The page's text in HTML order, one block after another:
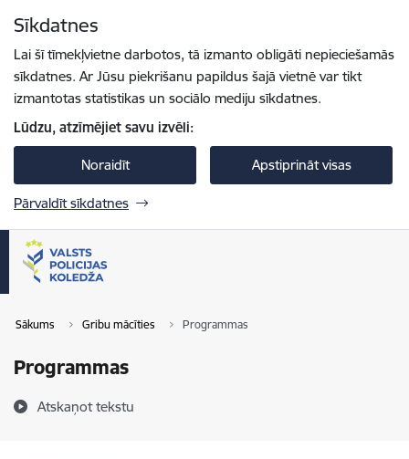
Sīkdatnes
Lai šī tīmekļvietne darbotos, tā izmanto obligāti nepieciešamās
sīkdatnes. Ar Jūsu piekrišanu papildus šajā vietnē var tikt
izmantotas statistikas un sociālo mediju sīkdatnes.
Lūdzu, atzīmējiet savu izvēli:
Noraidīt Apstiprināt visas
Pārvaldīt sīkdatnes
Sākums Gribu mācīties Programmas
Programmas
Atskaņot tekstu